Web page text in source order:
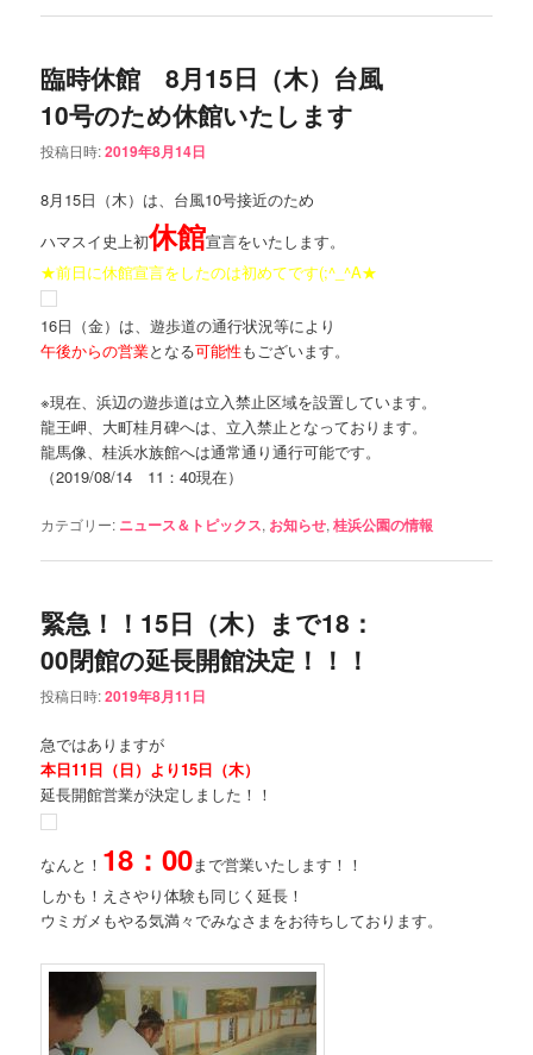
臨時休館 8月15日（木）台風
10号のため休館いたします
投稿日時:2019年8月14日
8月15日（木）は、台風10号接近のため
ハマスイ史上初休館宣言をいたします。
★前日に休館宣言をしたのは初めてです(;^_^A★
16日（金）は、遊歩道の通行状況等により
午後からの営業となる可能性もございます。
※現在、浜辺の遊歩道は立入禁止区域を設置しています。
龍王岬、大町桂月碑へは、立入禁止となっております。
龍馬像、桂浜水族館へは通常通り通行可能です。
（2019/08/14 11：40現在）
カテゴリー: ニュース＆トピックス, お知らせ,桂浜公園の情報
緊急！！15日（木）まで18：
00閉館の延長開館決定！！！
投稿日時:2019年8月11日
急ではありますが
本日11日（日）より15日（木）
延長開館営業が決定しました！！
なんと！ 18：00まで営業いたします！！
しかも！えさやり体験も同じく延長！
ウミガメもやる気満々でみなさまをお待ちしております。